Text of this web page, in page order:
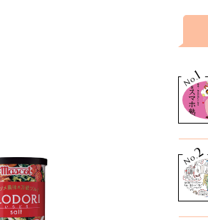
No.
1
No.2